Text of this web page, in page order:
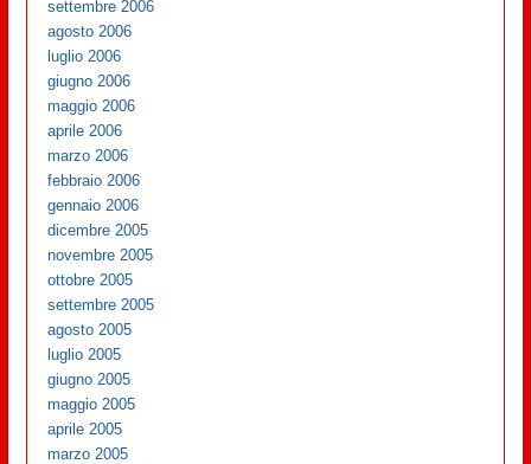
settembre 2006
agosto 2006
luglio 2006
giugno 2006
maggio 2006
aprile 2006
marzo 2006
febbraio 2006
gennaio 2006
dicembre 2005
novembre 2005
ottobre 2005
settembre 2005
agosto 2005
luglio 2005
giugno 2005
maggio 2005
aprile 2005
marzo 2005